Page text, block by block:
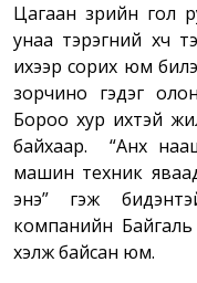
Цагаан зүрийн гол
унаа тэрэгний хүч
ихээр сорих юм
зорчино гэдэг
Бороо хур ихтэй
байхаар. “Анх
машин техник
энэ” гэж
компанийн
хэлж байсан юм.